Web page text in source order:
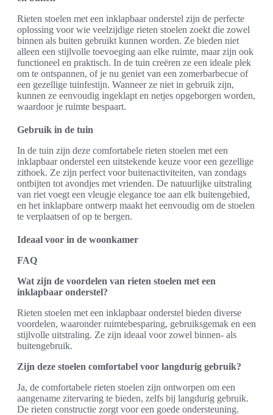
Rieten stoelen met een inklapbaar onderstel zijn de perfecte
oplossing voor wie veelzijdige rieten stoelen zoekt die zowel
binnen als buiten gebruikt kunnen worden. Ze bieden niet
alleen een stijlvolle toevoeging aan elke ruimte, maar zijn ook
functioneel en praktisch. In de tuin creëren ze een ideale plek
om te ontspannen, of je nu geniet van een zomerbarbecue of
een gezellige tuinfestijn. Wanneer ze niet in gebruik zijn,
kunnen ze eenvoudig ingeklapt en netjes opgeborgen worden,
waardoor je ruimte bespaart.
Gebruik in de tuin
In de tuin zijn deze comfortabele rieten stoelen met een
inklapbaar onderstel een uitstekende keuze voor een gezellige
zithoek. Ze zijn perfect voor buitenactiviteiten, van zondags
ontbijten tot avondjes met vrienden. De natuurlijke uitstraling
van riet voegt een vleugje elegance toe aan elk buitengebied,
en het inklapbare ontwerp maakt het eenvoudig om de stoelen
te verplaatsen of op te bergen.
Ideaal voor in de woonkamer
FAQ
Wat zijn de voordelen van rieten stoelen met een
inklapbaar onderstel?
Rieten stoelen met een inklapbaar onderstel bieden diverse
voordelen, waaronder ruimtebesparing, gebruiksgemak en een
stijlvolle uitstraling. Ze zijn ideaal voor zowel binnen- als
buitengebruik.
Zijn deze stoelen comfortabel voor langdurig gebruik?
Ja, de comfortabele rieten stoelen zijn ontworpen om een
aangename zitervaring te bieden, zelfs bij langdurig gebruik.
De rieten constructie zorgt voor een goede ondersteuning.